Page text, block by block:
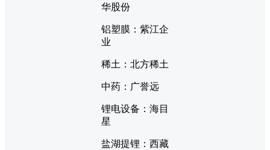
华股份
铝塑膜：紫江企
业
稀土：北方稀土
中药：广誉远
锂电设备：海目
星
盐湖提锂：西藏